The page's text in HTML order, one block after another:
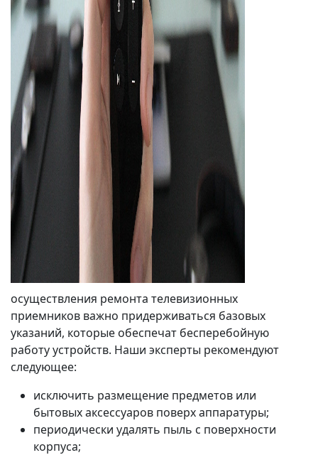
осуществления ремонта телевизионных
приемников важно придерживаться базовых
указаний, которые обеспечат бесперебойную
работу устройств. Наши эксперты рекомендуют
следующее:
исключить размещение предметов или
бытовых аксессуаров поверх аппаратуры;
периодически удалять пыль с поверхности
корпуса;